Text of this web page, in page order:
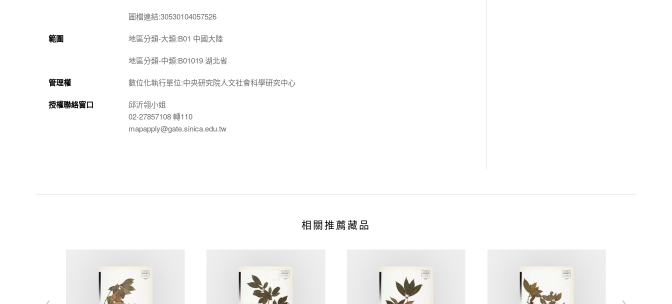
圖檔連結:30530104057526
範圍 地區分類-大類:B01 中國大陸
地區分類-中類:B01019 湖北省
管理權 數位化執行單位:中央研究院人文社會科學研究中心
授權聯絡窗口
邱沂翎小姐
02-27857108 轉110
mapapply@gate.sinica.edu.tw
相關推薦藏品